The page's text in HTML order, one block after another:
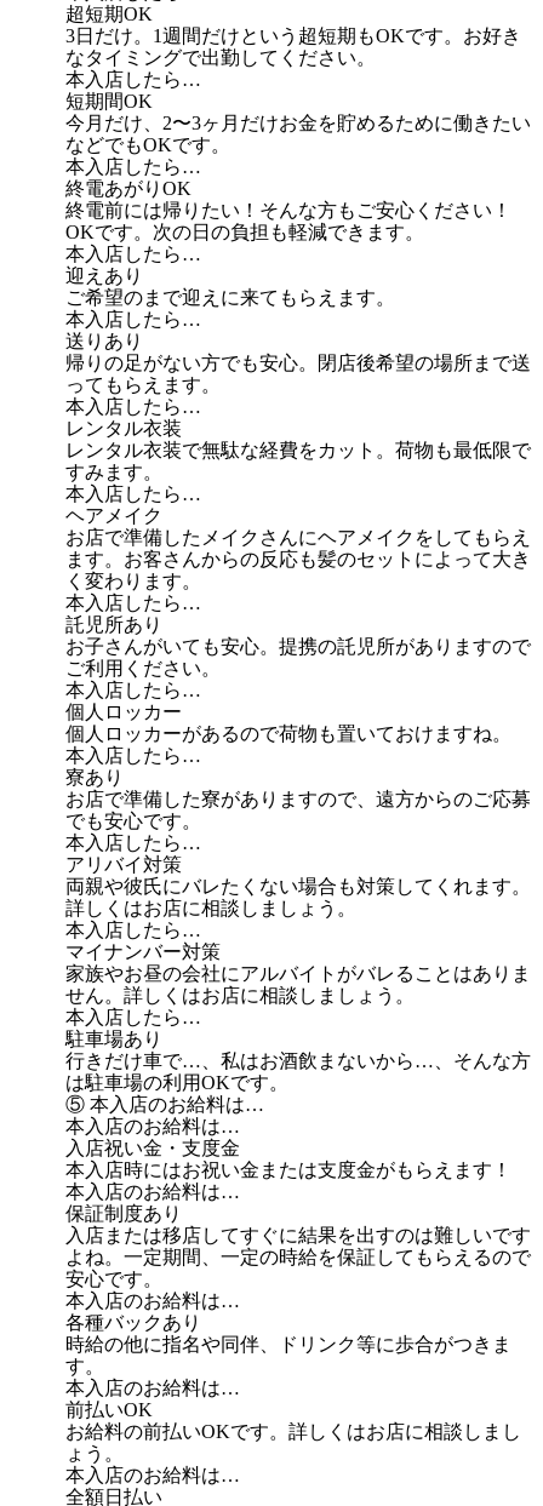
超短期OK
3日だけ。1週間だけという超短期もOKです。お好き
なタイミングで出勤してください。
本入店したら…
短期間OK
今月だけ、2〜3ヶ月だけお金を貯めるために働きたい
などでもOKです。
本入店したら…
終電あがりOK
終電前には帰りたい！そんな方もご安心ください！
OKです。次の日の負担も軽減できます。
本入店したら…
迎えあり
ご希望のまで迎えに来てもらえます。
本入店したら…
送りあり
帰りの足がない方でも安心。閉店後希望の場所まで送
ってもらえます。
本入店したら…
レンタル衣装
レンタル衣装で無駄な経費をカット。荷物も最低限で
すみます。
本入店したら…
ヘアメイク
お店で準備したメイクさんにヘアメイクをしてもらえ
ます。お客さんからの反応も髪のセットによって大き
く変わります。
本入店したら…
託児所あり
お子さんがいても安心。提携の託児所がありますので
ご利用ください。
本入店したら…
個人ロッカー
個人ロッカーがあるので荷物も置いておけますね。
本入店したら…
寮あり
お店で準備した寮がありますので、遠方からのご応募
でも安心です。
本入店したら…
アリバイ対策
両親や彼氏にバレたくない場合も対策してくれます。
詳しくはお店に相談しましょう。
本入店したら…
マイナンバー対策
家族やお昼の会社にアルバイトがバレることはありま
せん。詳しくはお店に相談しましょう。
本入店したら…
駐車場あり
行きだけ車で…、私はお酒飲まないから…、そんな方
は駐車場の利用OKです。
⑤ 本入店のお給料は…
本入店のお給料は…
入店祝い金・支度金
本入店時にはお祝い金または支度金がもらえます！
本入店のお給料は…
保証制度あり
入店または移店してすぐに結果を出すのは難しいです
よね。一定期間、一定の時給を保証してもらえるので
安心です。
本入店のお給料は…
各種バックあり
時給の他に指名や同伴、ドリンク等に歩合がつきま
す。
本入店のお給料は…
前払いOK
お給料の前払いOKです。詳しくはお店に相談しまし
ょう。
本入店のお給料は…
全額日払い